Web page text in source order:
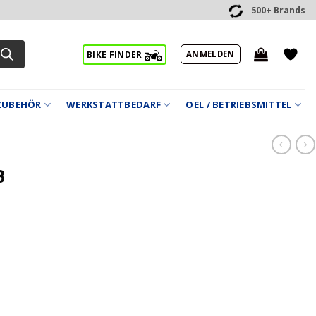
500+ Brands
BIKE FINDER ANMELDEN
WERKSTATTBEDARF OEL / BETRIEBSMITTEL